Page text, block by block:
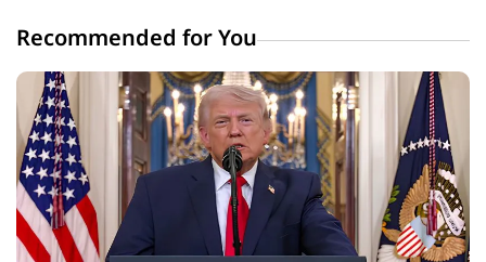
Recommended for You